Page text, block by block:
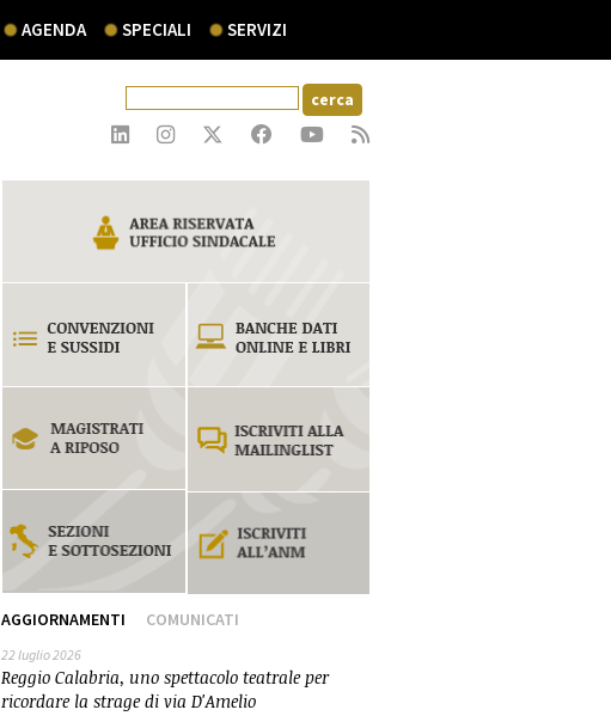
AGENDA SPECIALI SERVIZI
AGGIORNAMENTI COMUNICATI
22 luglio 2026
Reggio Calabria, uno spettacolo teatrale per
ricordare la strage di via D'Amelio